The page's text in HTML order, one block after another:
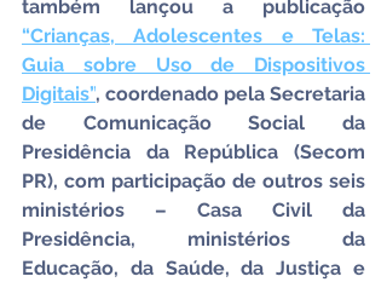
“Crianças, Adolescentes e Telas:
Guia sobre Uso de Dispositivos
Digitais”, coordenado pela Secretaria
de Comunicação Social da
Presidência da República (Secom
PR), com participação de outros seis
ministérios – Casa Civil da
Presidência, ministérios da
Educação, da Saúde, da Justiça e